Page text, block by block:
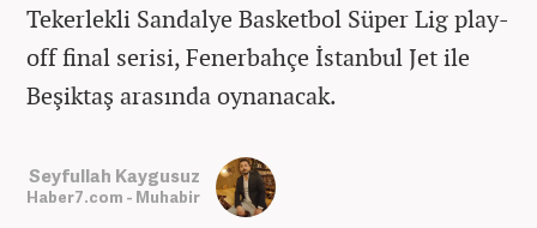
Tekerlekli Sandalye Basketbol Süper Lig play-
off final serisi, Fenerbahçe İstanbul Jet ile
Beşiktaş arasında oynanacak.
Seyfullah Kaygusuz
Haber7.com - Muhabir